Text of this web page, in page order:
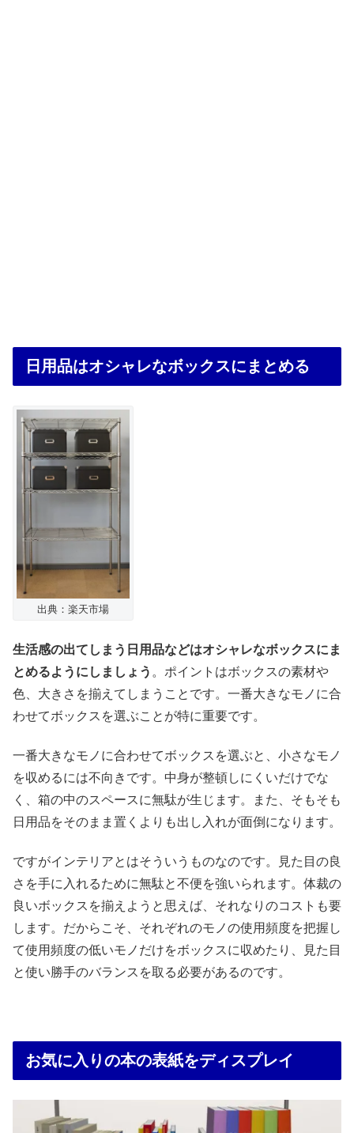
日用品はオシャレなボックスにまとめる
出典：楽天市場
生活感の出てしまう日用品などはオシャレなボックスにま
とめるようにしましょう 。ポイントはボックスの素材や
色、大きさを揃えてしまうことです。一番大きなモノに合
わせてボックスを選ぶことが特に重要です。
一番大きなモノに合わせてボックスを選ぶと、小さなモノ
を収めるには不向きです。中身が整頓しにくいだけでな
く、箱の中のスペースに無駄が生じます。また、そもそも
日用品をそのまま置くよりも出し入れが面倒になります。
ですがインテリアとはそういうものなのです。見た目の良
さを手に入れるために無駄と不便を強いられます。体裁の
良いボックスを揃えようと思えば、それなりのコストも要
します。だからこそ、それぞれのモノの使用頻度を把握し
て使用頻度の低いモノだけをボックスに収めたり、見た目
と使い勝手のバランスを取る必要があるのです。
お気に入りの本の表紙をディスプレイ